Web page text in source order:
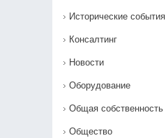
Исторические события
Консалтинг
Новости
Оборудование
Общая собственность
Общество